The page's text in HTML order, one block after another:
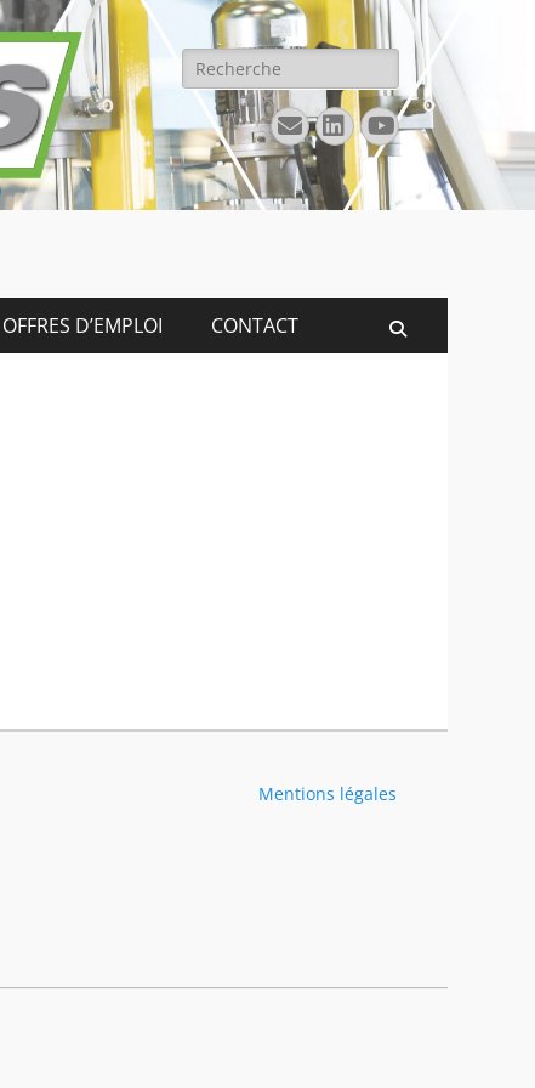
Rechercher :
E-
mail
Linkedin
YouTube
OFFRES D’EMPLOI CONTACT
Mentions légales